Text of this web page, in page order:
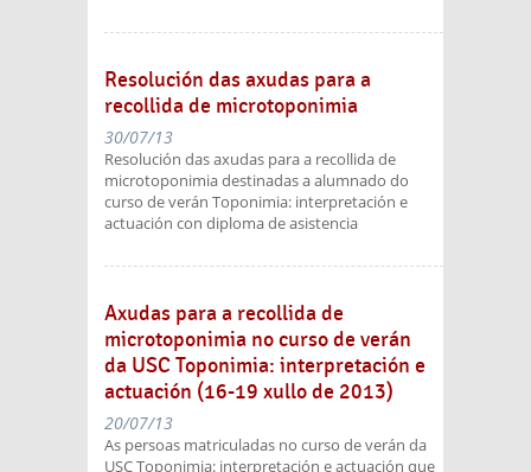
Resolución das axudas para a
recollida de microtoponimia
30/07/13
Resolución das axudas para a recollida de
microtoponimia destinadas a alumnado do
curso de verán Toponimia: interpretación e
actuación con diploma de asistencia
Axudas para a recollida de
microtoponimia no curso de verán
da USC Toponimia: interpretación e
actuación (16-19 xullo de 2013)
20/07/13
As persoas matriculadas no curso de verán da
USC Toponimia: interpretación e actuación que